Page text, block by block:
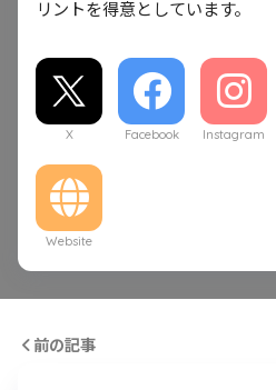
リントを得意としています。
X Facebook Instagram
Website
前の記事